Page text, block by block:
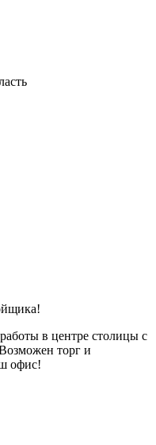
в центре столицы с
торг и
офис!